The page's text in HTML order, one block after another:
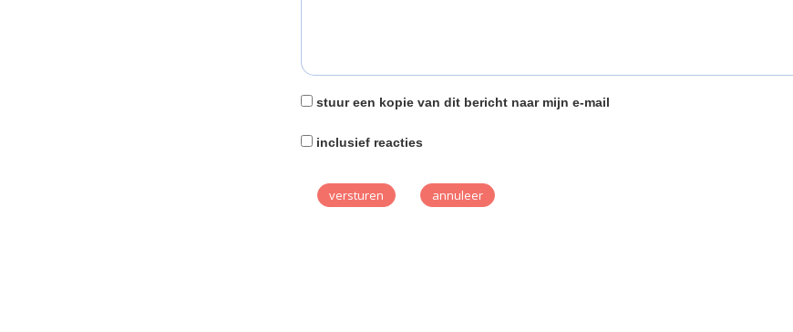
stuur een kopie van dit bericht naar mijn e-mail
inclusief reacties
versturen